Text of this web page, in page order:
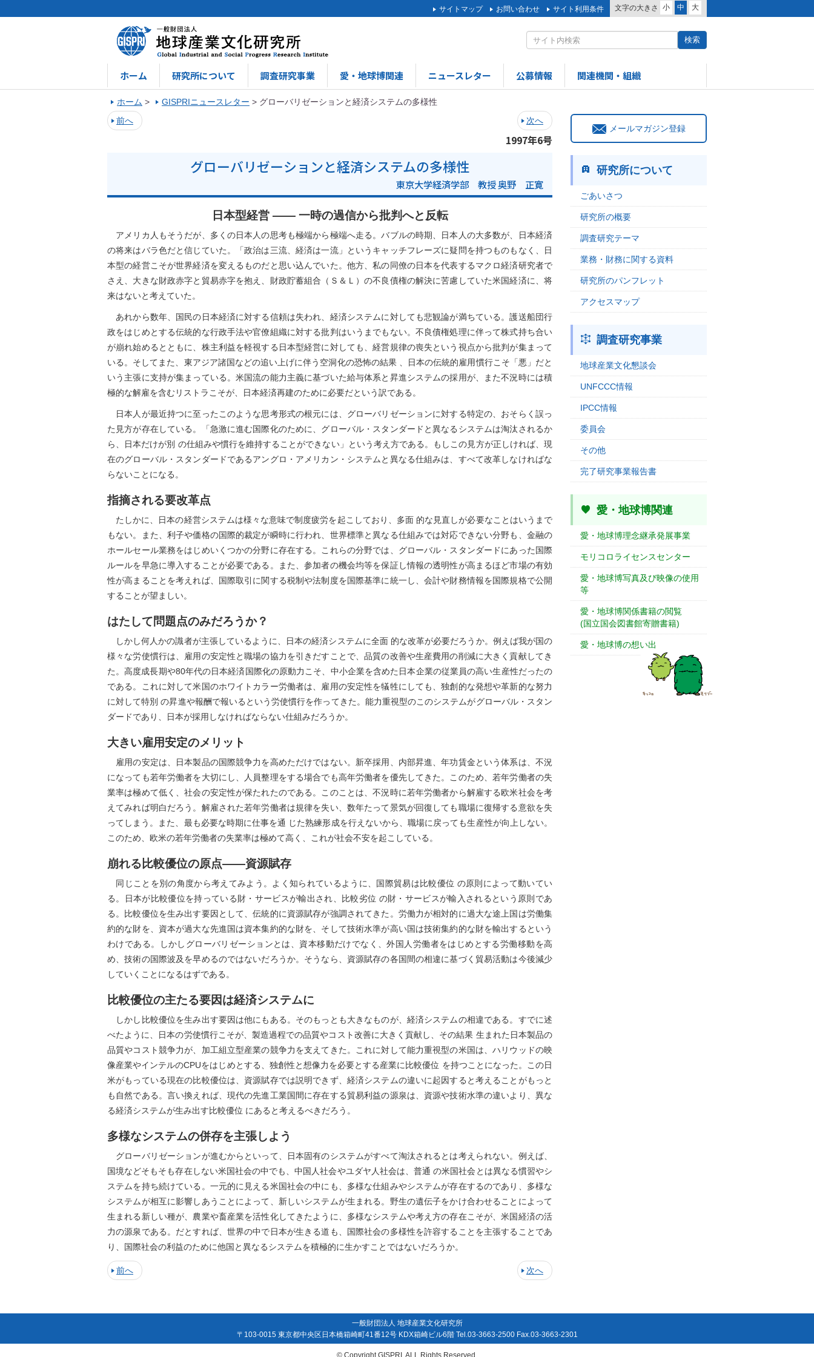
文字の大きさ 小 中 大
サイトマップ お問い合わせ サイト利用条件
ホーム 研究所について 調査研究事業 愛・地球博関連 ニュースレター 公募情報 関連機関・組織
ホーム > GISPRIニュースレター > グローバリゼーションと経済システムの多様性
前へ
次へ
1997年6号
グローバリゼーションと経済システムの多様性
東京大学経済学部 教授 奥野 正寛
日本型経営 ―― 一時の過信から批判へと反転
アメリカ人もそうだが、多くの日本人の思考も極端から極端へ走る。バブルの時期、日本人の大多数が、日本経済
の将来はバラ色だと信じていた。「政治は三流、経済は一流」というキャッチフレーズに疑問を持つものもなく、日
本型の経営こそが世界経済を変えるものだと思い込んでいた。他方、私の同僚の日本を代表するマクロ経済研究者で
さえ、大きな財政赤字と貿易赤字を抱え、財政貯蓄組合（Ｓ＆Ｌ）の不良債権の解決に苦慮していた米国経済に、将
来はないと考えていた。
あれから数年、国民の日本経済に対する信頼は失われ、経済システムに対しても悲観論が満ちている。護送船団行
政をはじめとする伝統的な行政手法や官僚組織に対する批判はいうまでもない。不良債権処理に伴って株式持ち合い
が崩れ始めるとともに、株主利益を軽視する日本型経営に対しても、経営規律の喪失という視点から批判が集まって
いる。そしてまた、東アジア諸国などの追い上げに伴う空洞化の恐怖の結果 、日本の伝統的雇用慣行こそ「悪」だと
いう主張に支持が集まっている。米国流の能力主義に基づいた給与体系と昇進システムの採用が、また不況時には積
極的な解雇を含むリストラこそが、日本経済再建のために必要だという訳である。
日本人が最近持つに至ったこのような思考形式の根元には、グローバリゼーションに対する特定の、おそらく誤っ
た見方が存在している。「急激に進む国際化のために、グローバル・スタンダードと異なるシステムは淘汰されるか
ら、日本だけが別 の仕組みや慣行を維持することができない」という考え方である。もしこの見方が正しければ、現
在のグローバル・スタンダードであるアングロ・アメリカン・システムと異なる仕組みは、すべて改革しなければな
らないことになる。
指摘される要改革点
たしかに、日本の経営システムは様々な意味で制度疲労を起こしており、多面 的な見直しが必要なことはいうまで
もない。また、利子や価格の国際的裁定が瞬時に行われ、世界標準と異なる仕組みでは対応できない分野も、金融の
ホールセール業務をはじめいくつかの分野に存在する。これらの分野では、グローバル・スタンダードにあった国際
ルールを早急に導入することが必要である。また、参加者の機会均等を保証し情報の透明性が高まるほど市場の有効
性が高まることを考えれば、国際取引に関する税制や法制度を国際基準に統一し、会計や財務情報を国際規格で公開
することが望ましい。
はたして問題点のみだろうか？
しかし何人かの識者が主張しているように、日本の経済システムに全面 的な改革が必要だろうか。例えば我が国の
様々な労使慣行は、雇用の安定性と職場の協力を引きだすことで、品質の改善や生産費用の削減に大きく貢献してき
た。高度成長期や80年代の日本経済国際化の原動力こそ、中小企業を含めた日本企業の従業員の高い生産性だったの
である。これに対して米国のホワイトカラー労働者は、雇用の安定性を犠牲にしても、独創的な発想や革新的な努力
に対して特別 の昇進や報酬で報いるという労使慣行を作ってきた。能力重視型のこのシステムがグローバル・スタン
ダードであり、日本が採用しなければならない仕組みだろうか。
大きい雇用安定のメリット
雇用の安定は、日本製品の国際競争力を高めただけではない。新卒採用、内部昇進、年功賃金という体系は、不況
になっても若年労働者を大切にし、人員整理をする場合でも高年労働者を優先してきた。このため、若年労働者の失
業率は極めて低く、社会の安定性が保たれたのである。このことは、不況時に若年労働者から解雇する欧米社会を考
えてみれば明白だろう。解雇された若年労働者は規律を失い、数年たって景気が回復しても職場に復帰する意欲を失
ってしまう。また、最も必要な時期に仕事を通 じた熟練形成を行えないから、職場に戻っても生産性が向上しない。
このため、欧米の若年労働者の失業率は極めて高く、これが社会不安を起こしている。
崩れる比較優位の原点――資源賦存
同じことを別の角度から考えてみよう。よく知られているように、国際貿易は比較優位 の原則によって動いてい
る。日本が比較優位を持っている財・サービスが輸出され、比較劣位 の財・サービスが輸入されるという原則であ
る。比較優位を生み出す要因として、伝統的に資源賦存が強調されてきた。労働力が相対的に過大な途上国は労働集
約的な財を、資本が過大な先進国は資本集約的な財を、そして技術水準が高い国は技術集約的な財を輸出するという
わけである。しかしグローバリゼーションとは、資本移動だけでなく、外国人労働者をはじめとする労働移動を高
め、技術の国際波及を早めるのではないだろうか。そうなら、資源賦存の各国間の相違に基づく貿易活動は今後減少
していくことになるはずである。
比較優位の主たる要因は経済システムに
しかし比較優位を生み出す要因は他にもある。そのもっとも大きなものが、経済システムの相違である。すでに述
べたように、日本の労使慣行こそが、製造過程での品質やコスト改善に大きく貢献し、その結果 生まれた日本製品の
品質やコスト競争力が、加工組立型産業の競争力を支えてきた。これに対して能力重視型の米国は、ハリウッドの映
像産業やインテルのCPUをはじめとする、独創性と想像力を必要とする産業に比較優位 を持つことになった。この日
米がもっている現在の比較優位は、資源賦存では説明できず、経済システムの違いに起因すると考えることがもっと
も自然である。言い換えれば、現代の先進工業国間に存在する貿易利益の源泉は、資源や技術水準の違いより、異な
る経済システムが生み出す比較優位 にあると考えるべきだろう。
多様なシステムの併存を主張しよう
グローバリゼーションが進むからといって、日本固有のシステムがすべて淘汰されるとは考えられない。例えば、
国境などそもそも存在しない米国社会の中でも、中国人社会やユダヤ人社会は、普通 の米国社会とは異なる慣習やシ
ステムを持ち続けている。一元的に見える米国社会の中にも、多様な仕組みやシステムが存在するのであり、多様な
システムが相互に影響しあうことによって、新しいシステムが生まれる。野生の遺伝子をかけ合わせることによって
生まれる新しい種が、農業や畜産業を活性化してきたように、多様なシステムや考え方の存在こそが、米国経済の活
力の源泉である。だとすれば、世界の中で日本が生きる道も、国際社会の多様性を許容することを主張することであ
り、国際社会の利益のために他国と異なるシステムを積極的に生かすことではないだろうか。
前へ 次へ
メールマガジン登録
研究所について
ごあいさつ
研究所の概要
調査研究テーマ
業務・財務に関する資料
研究所のパンフレット
アクセスマップ
調査研究事業
地球産業文化懇談会
UNFCCC情報
IPCC情報
委員会
その他
完了研究事業報告書
愛・地球博関連
愛・地球博理念継承発展事業
モリコロライセンスセンター
愛・地球博写真及び映像の使用
等
愛・地球博関係書籍の閲覧
(国立国会図書館寄贈書籍)
愛・地球博の想い出
一般財団法人 地球産業文化研究所
〒103-0015 東京都中央区日本橋箱崎町41番12号 KDX箱崎ビル6階 Tel.03-3663-2500 Fax.03-3663-2301
© Copyright GISPRI. ALL Rights Reserved.